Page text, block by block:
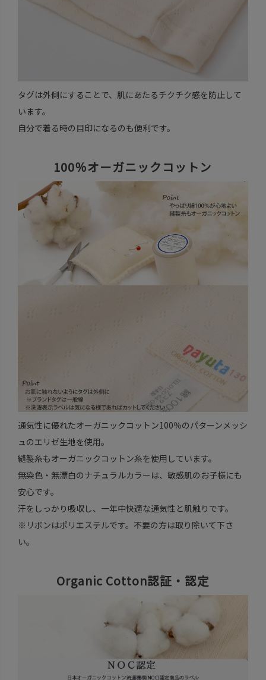
タグは外側にすることで、肌にあたるチクチク感を防止して
います。
自分で着る時の目印になるのも便利です。
100％オーガニックコットン
通気性に優れたオーガニックコットン100％のパターンメッシ
ュのエリゼ生地を使用。
縫製糸もオーガニックコットン糸を使用しています。
無染色・無漂白のナチュラルカラーは、敏感肌のお子様にも
安心です。
汗をしっかり吸収し、一年中快適な通気性と肌触りです。
※リボンはポリエステルです。不要の方は取り除いて下さ
い。
Organic Cotton認証・認定